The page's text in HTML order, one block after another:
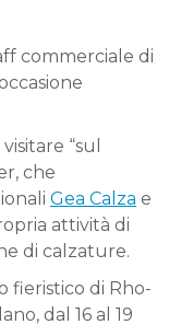
commerciale di
“sul
che
Gea Calza e
attività di
di calzature.
fieristico di Rho-
dal 16 al 19